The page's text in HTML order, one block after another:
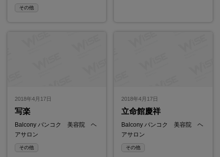
その他
2018年4月17日
写楽
Balcony バンコク 美容院 ヘ
アサロン
その他
2018年4月17日
立命館慶祥
Balcony バンコク 美容院 ヘ
アサロン
その他